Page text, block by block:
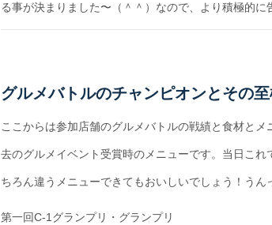
る事が決まりました〜（＾＾）なので、より積極的に
グルメバトルのチャンピオンとその
ここからは参加店舗のグルメバトルの戦績と食材と
去のグルメイベント受賞時のメニューです。当日こ
ちろん違うメニューできてもおいしいでしょう！うん
第一回C-1グランプリ・グランプリ